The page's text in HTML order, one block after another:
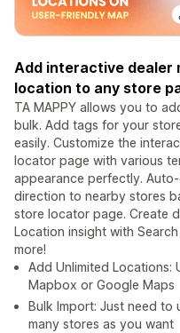
Add interactive dealer
location to any store
TA MAPPY allows you to
bulk. Add tags for your
easily. Customize the
locator page with various
appearance perfectly.
direction to nearby stores
store locator page. Create
Location insight with
more!
Add Unlimited Locations:
Mapbox or Google Maps
Bulk Import: Just need
many stores as you want